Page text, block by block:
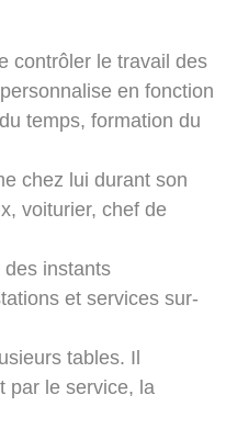
contrôler le travail des
en fonction
temps, formation du
chez lui durant son
voiturier, chef de
instants
et services sur-
tables. Il
par le service, la